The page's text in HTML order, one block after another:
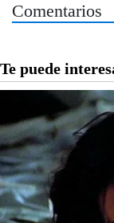
Comentarios